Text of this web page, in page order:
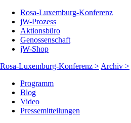
Rosa-Luxemburg-Konferenz
jW-Prozess
Aktionsbüro
Genossenschaft
jW-Shop
Rosa-Luxemburg-Konferenz > Archiv >
Programm
Blog
Video
Pressemitteilungen